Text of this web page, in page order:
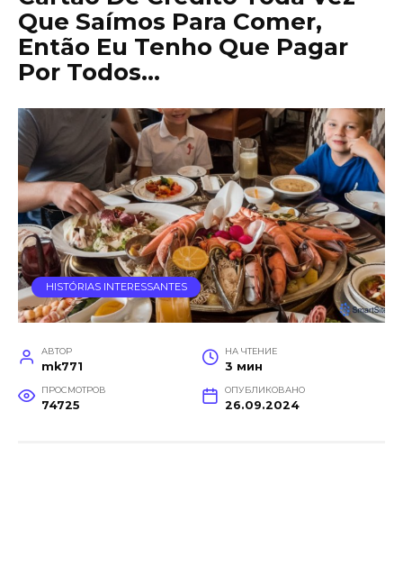
Que Saímos Para Comer,
Então Eu Tenho Que Pagar
Por Todos…
HISTÓRIAS INTERESSANTES
АВТОР
mk771
НА ЧТЕНИЕ
3 мин
ПРОСМОТРОВ
74725
ОПУБЛИКОВАНО
26.09.2024